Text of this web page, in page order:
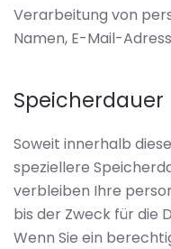
Verarbeitung von
Namen, E-Mail-
Speicherdauer
Soweit innerhalb
speziellere
verbleiben Ihre
bis der Zweck für die
Wenn Sie ein